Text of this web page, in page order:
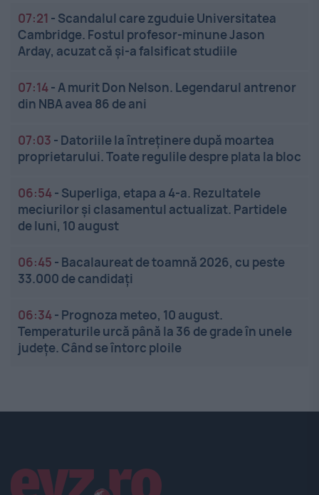
07:21 - Scandalul care zguduie Universitatea
Cambridge. Fostul profesor-minune Jason
Arday, acuzat că și-a falsificat studiile
07:14-A murit Don Nelson. Legendarul antrenor
din NBA avea 86 de ani
07:03 - Datoriile la întreținere după moartea
proprietarului. Toate regulile despre plata la bloc
06:54- Superliga, etapa a 4-a. Rezultatele
meciurilor și clasamentul actualizat. Partidele
de luni, 10 august
06:45 - Bacalaureat de toamnă 2026, cu peste
33.000 de candidați
06:34- Prognoza meteo, 10 august.
Temperaturile urcă până la 36 de grade în unele
județe. Când se întorc ploile
Linkuri utile